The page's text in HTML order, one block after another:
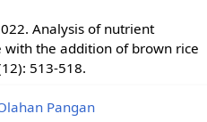
Analysis of nutrient
with the addition of brown rice
513-518.
Pangan